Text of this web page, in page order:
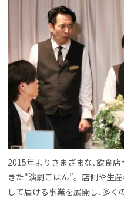
2015年よりさまざまな､飲食
きた“演劇ごはん”。店側や生
して届ける事業を展開し､多く